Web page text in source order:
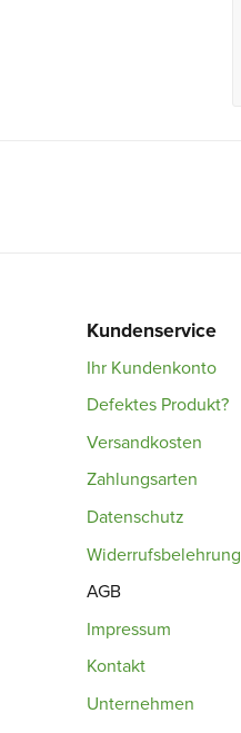
Kundenservice
Ihr Kundenkonto
Defektes Produkt?
Versandkosten
Zahlungsarten
Datenschutz
Widerrufsbelehrung
AGB
Impressum
Kontakt
Unternehmen